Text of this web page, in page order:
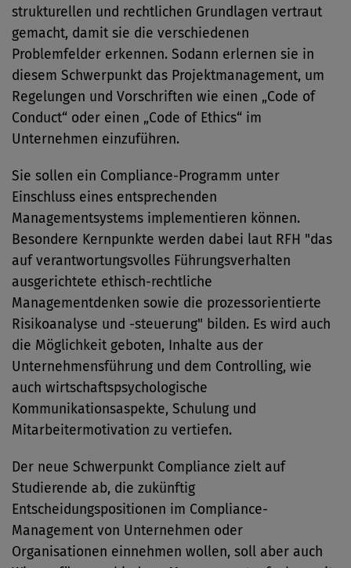
strukturellen und rechtlichen Grundlagen vertraut
gemacht, damit sie die verschiedenen
Problemfelder erkennen. Sodann erlernen sie in
diesem Schwerpunkt das Projektmanagement, um
Regelungen und Vorschriften wie einen „Code of
Conduct“ oder einen „Code of Ethics“ im
Unternehmen einzuführen.
Sie sollen ein Compliance-Programm unter
Einschluss eines entsprechenden
Managementsystems implementieren können.
Besondere Kernpunkte werden dabei laut RFH "das
auf verantwortungsvolles Führungsverhalten
ausgerichtete ethisch-rechtliche
Managementdenken sowie die prozessorientierte
Risikoanalyse und -steuerung" bilden. Es wird auch
die Möglichkeit geboten, Inhalte aus der
Unternehmensführung und dem Controlling, wie
auch wirtschaftspsychologische
Kommunikationsaspekte, Schulung und
Mitarbeitermotivation zu vertiefen.
Der neue Schwerpunkt Compliance zielt auf
Studierende ab, die zukünftig
Entscheidungspositionen im Compliance-
Management von Unternehmen oder
Organisationen einnehmen wollen, soll aber auch